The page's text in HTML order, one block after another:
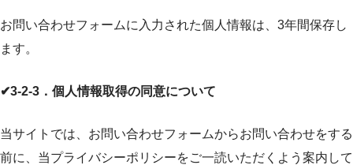
お問い合わせフォームに入力された個人情報は、3年間保存し
ます。
✔3-2-3．個人情報取得の同意について
当サイトでは、お問い合わせフォームからお問い合わせをする
前に、当プライバシーポリシーをご一読いただくよう案内して